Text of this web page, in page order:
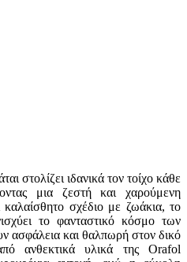
στολίζει ιδανικά τον τοίχο κάθε
μια ζεστή και χαρούμενη
σχέδιο με ζωάκια, το
το φανταστικό κόσμο των
ασφάλεια και θαλπωρή στον δικό
ανθεκτικά υλικά της Orafol